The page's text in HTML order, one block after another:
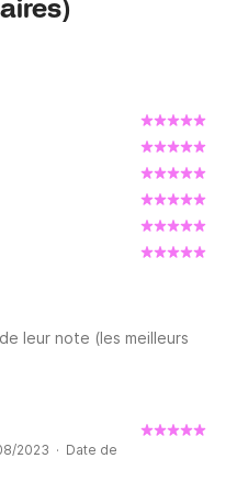
)
leur note (les meilleurs
2023 · Date de